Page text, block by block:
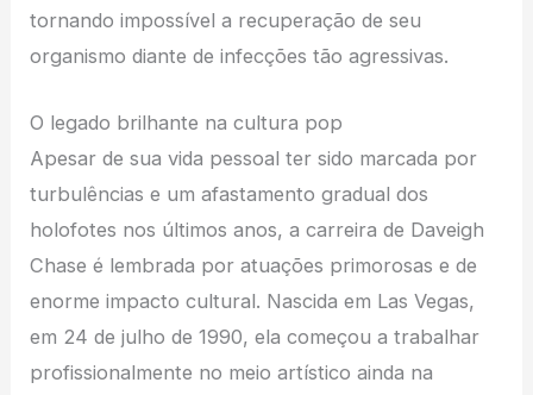
tornando impossível a recuperação de seu
organismo diante de infecções tão agressivas.
O legado brilhante na cultura pop
Apesar de sua vida pessoal ter sido marcada por
turbulências e um afastamento gradual dos
holofotes nos últimos anos, a carreira de Daveigh
Chase é lembrada por atuações primorosas e de
enorme impacto cultural. Nascida em Las Vegas,
em 24 de julho de 1990, ela começou a trabalhar
profissionalmente no meio artístico ainda na